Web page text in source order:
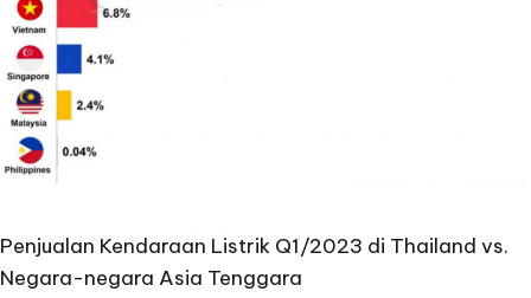
Penjualan Kendaraan Listrik Q1/2023 di Thailand vs.
Negara-negara Asia Tenggara